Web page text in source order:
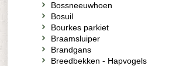
Bossneeuwhoen
Bosuil
Bourkes parkiet
Braamsluiper
Brandgans
Breedbekken - Hapvogels